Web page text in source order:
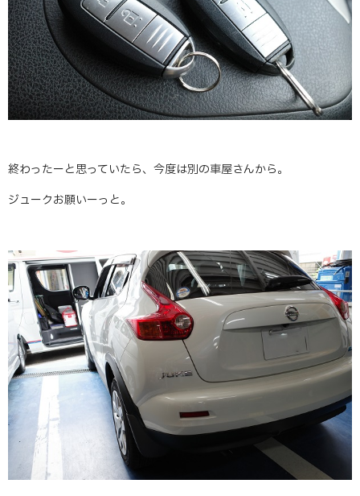
終わったーと思っていたら、今度は別の車屋さんから。
ジュークお願いーっと。